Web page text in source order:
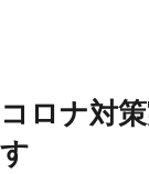
コロナ対
す